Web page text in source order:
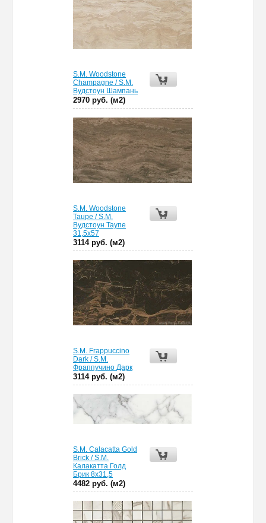
S.M. Woodstone
Champagne / S.M.
Вудстоун Шампань
2970 руб. (м2)
S.M. Woodstone
Taupe / S.M.
Вудстоун Таупе
31,5х57
3114 руб. (м2)
S.M. Frappuccino
Dark / S.M.
Фраппучино Дарк
3114 руб. (м2)
S.M. Calacatta Gold
Brick / S.M.
Калакатта Голд
Брик 8x31,5
4482 руб. (м2)